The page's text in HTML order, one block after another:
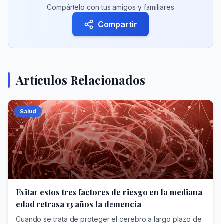
Compártelo con tus amigos y familiares
Compartir
Artículos Relacionados
Salud
Evitar estos tres factores de riesgo en la mediana
edad retrasa 13 años la demencia
Cuando se trata de proteger el cerebro a largo plazo de